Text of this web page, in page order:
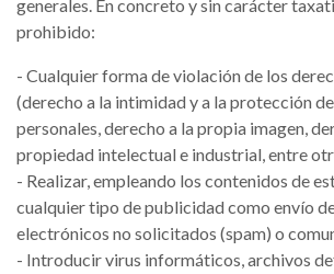
generales. En concreto y sin carácter
prohibido:
- Cualquier forma de violación de los
(derecho a la intimidad y a la protección
personales, derecho a la propia imagen,
propiedad intelectual e industrial, entre
- Realizar, empleando los contenidos de
cualquier tipo de publicidad como envío
electrónicos no solicitados (spam) o
- Introducir virus informáticos, archivos